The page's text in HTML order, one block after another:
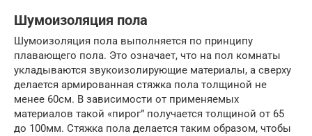
Шумоизоляция пола
Шумоизоляция пола выполняется по принципу
плавающего пола. Это означает, что на пол комнаты
укладываются звукоизолирующие материалы, а сверху
делается армированная стяжка пола толщиной не
менее 60см. В зависимости от применяемых
материалов такой «пирог” получается толщиной от 65
до 100мм. Стяжка пола делается таким образом, чтобы